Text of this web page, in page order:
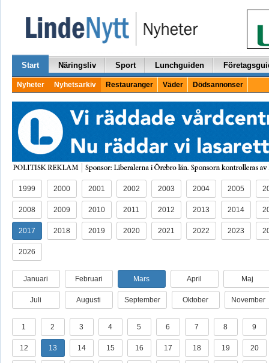
Start Näringsliv Sport Lunchguiden
Nyheter Nyhetsarkiv Restauranger Väder Dödsannonser
1999 2000 2001 2002 2003 2004 2005
2008 2009 2010 2011 2012 2013 2014
2017 2018 2019 2020 2021 2022 2023
2026
Januari Februari Mars April Maj
Juli Augusti September Oktober November
1 2 3 4 5 6 7 8 9
12 13 14 15 16 17 18 19 20